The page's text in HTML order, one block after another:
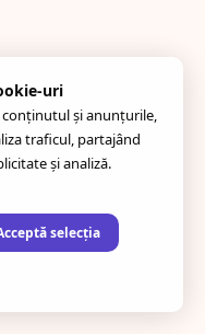
uri
și anunțurile,
traficul, partajând
și analiză.
selecția